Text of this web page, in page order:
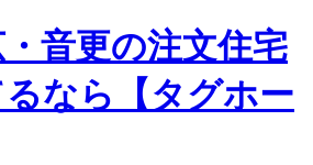
音更の注文住宅
るなら【タグホー